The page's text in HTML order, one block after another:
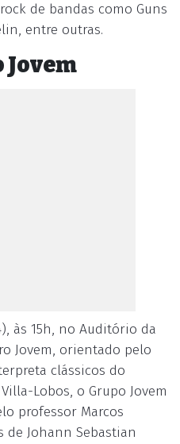
de bandas como Guns
entre outras.
Jovem
às 15h, no Auditório da
Jovem, orientado pelo
clássicos do
Lobos, o Grupo Jovem
professor Marcos
de Johann Sebastian